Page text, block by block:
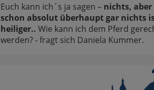
Euch kann ich´s ja sagen – nichts, aber
schon absolut überhaupt gar nichts
heiliger.. Wie kann ich dem Pferd
werden? - fragt sich Daniela Kummer.